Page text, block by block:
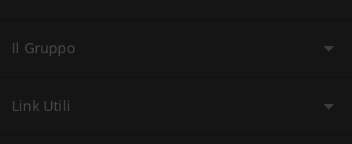
Il Gruppo
Link Utili